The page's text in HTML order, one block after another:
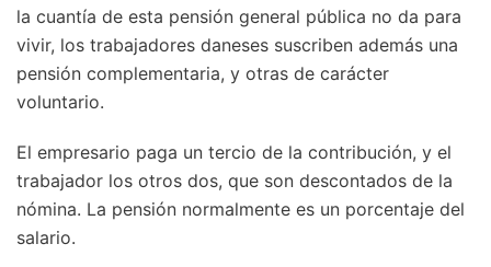
la cuantía de esta pensión general pública no da para
vivir, los trabajadores daneses suscriben además una
pensión complementaria, y otras de carácter
voluntario.
El empresario paga un tercio de la contribución, y el
trabajador los otros dos, que son descontados de la
nómina. La pensión normalmente es un porcentaje del
salario.